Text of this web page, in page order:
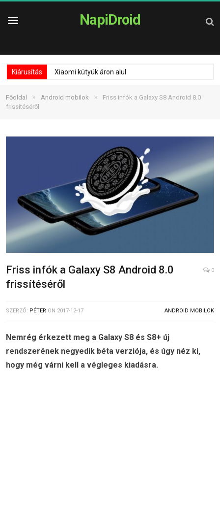
NapiDroid
Kiárusítás Xiaomi kütyük áron alul
Főoldal » Android mobilok »
Friss infók a Galaxy S8 Android 8.0
frissítéséről
Friss infók a Galaxy S8 Android 8.0
frissítéséről
0
SZERZŐ: PÉTER ON 2017-12-17 ANDROID MOBILOK
Nemrég érkezett meg a Galaxy S8 és S8+ új
rendszerének negyedik béta verziója, és úgy néz ki,
hogy még várni kell a végleges kiadásra.